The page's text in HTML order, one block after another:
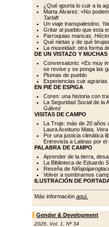
¿Qué aporta lo cuir a la
Marta Álvarez: «No
Tarbift
Un viaje transpalestino.
Gritar al pueblo que esta
Parroquias maricas.
Qué nietas y de qué brujas.
La muxeidad: otra forma
DE UN VISTAZO Y MUCHAS
Conversatorio: «Es muy
se revise y se ponga las
Plumas de pueblo
Experiencias cuir agrarias
EN PIE DE ESPIGA
Coren: una historia con
La Seguridad Social de la
Gálvez
VISITAS DE CAMPO
La Troje: más de 20 años
Laura Aceituno Mata.
Por una justicia climática
Entrevista a Latinas por el
PALABRA DE CAMPO
Aprender de la tierra,
La Biblioteca de Eduardo
Reseña de
Volver a nombrarnos
ILUSTRACIÓN DE
Más información aquí.
Gender & Development
2026, Vol. 1 Nº 34